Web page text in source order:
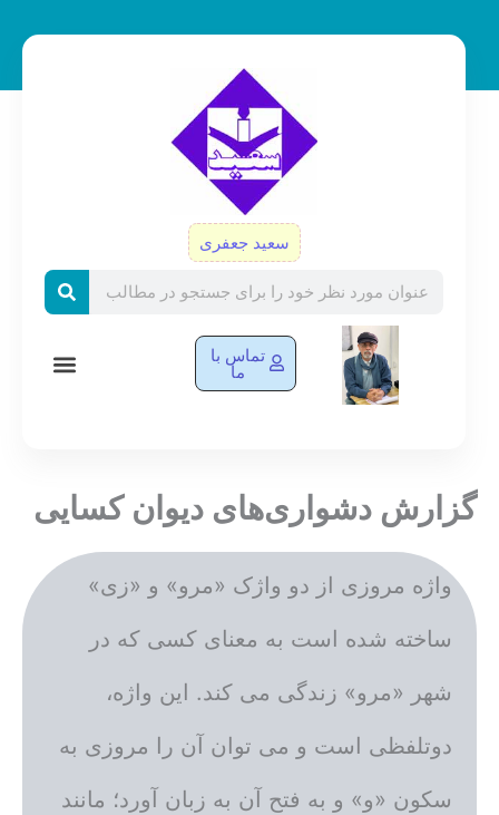
سعید جعفری
تماس با
ما
گزارش دشواری‌های دیوان کسایی
واژه مروزی از دو واژک «مرو» و «زی»
ساخته شده است به معنای کسی که در
شهر «مرو» زندگی می کند. این واژه،
دوتلفظی است و می توان آن را مروزی به
سکون «و» و به فتح آن به زبان آورد؛ مانند